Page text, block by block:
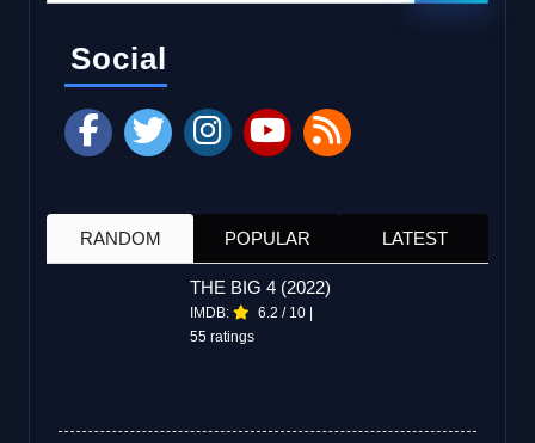
Social
RANDOM POPULAR LATEST
THE BIG 4 (2022)
IMDB: 6.2 / 10
55 ratings